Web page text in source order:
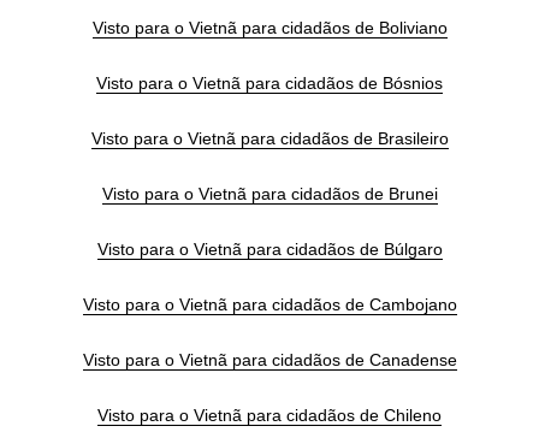
Visto para o Vietnã para cidadãos de Boliviano
Visto para o Vietnã para cidadãos de Bósnios
Visto para o Vietnã para cidadãos de Brasileiro
Visto para o Vietnã para cidadãos de Brunei
Visto para o Vietnã para cidadãos de Búlgaro
Visto para o Vietnã para cidadãos de Cambojano
Visto para o Vietnã para cidadãos de Canadense
Visto para o Vietnã para cidadãos de Chileno